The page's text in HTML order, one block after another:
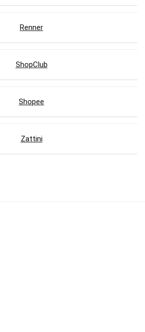
Renner
ShopClub
Shopee
Zattini